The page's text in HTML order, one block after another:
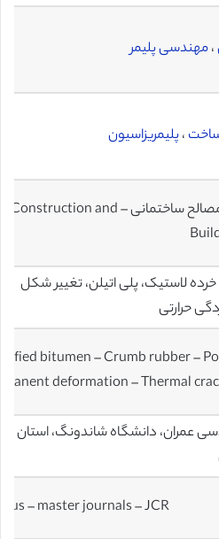
،مهندسی پلیمر
،پلیمریزاسیون
ساخت و ساز و مصالح ساختمانی – Construction and
لاستیک، پلی اتیلن، تغییر شکل
حرارتی
bitumen – Crumb rubber –
deformation – Thermal
عمران، دانشگاه شاندونگ، استان
– master journals – JCR